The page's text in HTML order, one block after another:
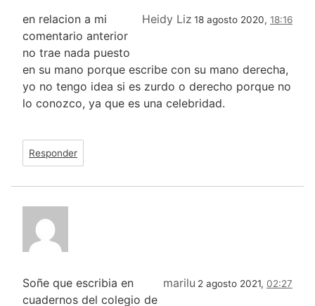
Heidy Liz 18 agosto 2020, 18:16
en relacion a mi
comentario anterior
no trae nada puesto
en su mano porque escribe con su mano derecha,
yo no tengo idea si es zurdo o derecho porque no
lo conozco, ya que es una celebridad.
Responder
marilu 2 agosto 2021, 02:27
Soñe que escribia en
cuadernos del colegio de